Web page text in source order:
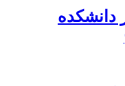
دانشکده